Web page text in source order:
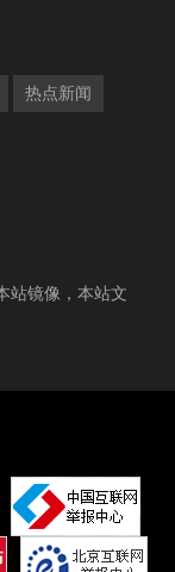
热点新闻
站镜像，本站文